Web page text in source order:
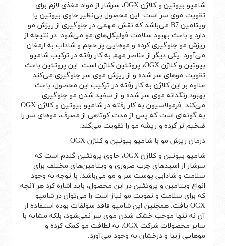
شامپو بیوتین و کلاژن OGX، سرشار از مواد مغذی لازم برای
تقویت موی سر است. این محصول بی‌نظیر حاوی بیوتین یا
ویتامین B7 می‌باشد که نقش مهمی در جلوگیری از ریزش مو
دارد و باعث بهبود سلامت فولیکل‌های مو می‌شود. در نتیجه از
ریزش مو جلوگیری کرده و موهایی پر حجم و شاداب به ارمغان
می‌آورد. یکی دیگر از عناصر مهم به کار رفته در ترکیب شامپو
بیوتین و کلاژن OGX، پروتئین کلاژن است. این پروتئین باعث
تقویت موهای سر شده و از ریزش موی سر جلوگیری می‌کند.
علاوه بر این کلاژن به کار رفته در ترکیب این محصول، باعث
بهبود رنگدانه موی سر شده و از سفید شدن مو جلوگیری
می‌کند. فرمولاسیون به کار رفته در شامپو بیوتین و کلاژن OGX
به گونه‌ای است که پس از مدت کوتاهی از مصرف، موهای سر را
ضخیم تر کرده و ریشه مو را تقویت می‌کند.
درمان ریزش مو با شامپو بیوتین و کلاژن OGX
شامپو بیوتین و کلاژن OGX، حاوی پروتئین گندم است که
سرشار از اسیدهای چرب ضروری و ویتامین‌های مختلف برای
سلامت و شادابی پوست سر و مو می‌باشد. با توجه به وجود
انواع ویتامین و پروتئین در این محصول، باید اشاره کرد هر آنچه
که برای سلامت و تقویت مو نیاز است را می‌توان در شامپو
OGX یافت. همچنین این شامپو فاقد سولفات بوده استفاده از
آن نه تنها موجب خشک شدن موی سر نمی‌شود، بلکه مشابه با
سایر محصولات شرکت OGX، به لطافت مو کمک کرده و
موهایی زیبا و درخشان به وجود می‌آورد.